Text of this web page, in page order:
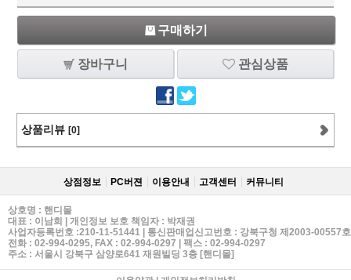
구매하기
장바구니 관심상품
상품리뷰 [0]
상점정보 PC버젼 이용안내 고객센터 커뮤니티
상호명 : 핸디몰
대표 : 이남희 | 개인정보 보호 책임자 : 박재권
사업자등록번호 :210-11-51441 | 통신판매업신고번호 : 강북구청 제2003-00557호
전화 : 02-994-0295, FAX : 02-994-0297 | 팩스 : 02-994-0297
주소 : 서울시 강북구 삼양로641 재원빌딩 3층 [핸디몰]